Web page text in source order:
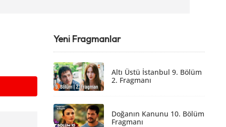
Yeni Fragmanlar
Altı Üstü İstanbul 9. Bölüm
2. Fragmanı
Doğanın Kanunu 10. Bölüm
Fragmanı